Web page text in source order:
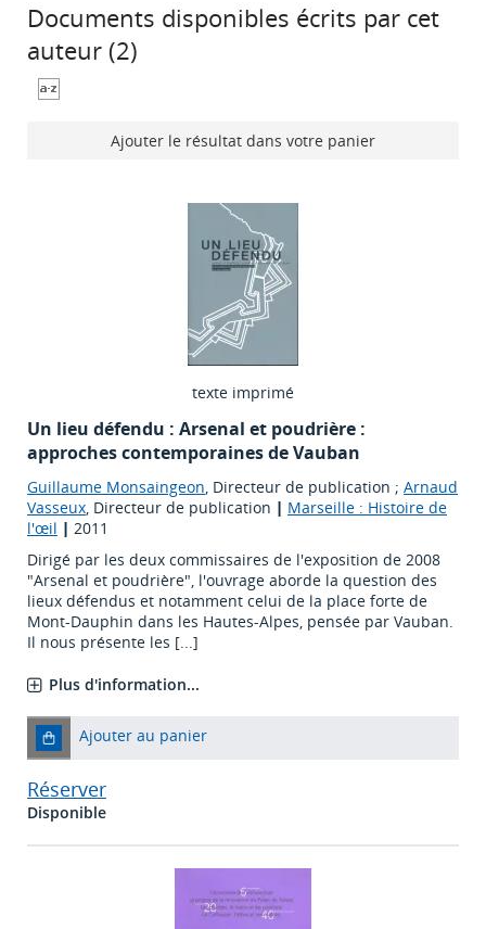
Documents disponibles écrits par cet
auteur (2)
Ajouter le résultat dans votre panier
texte imprimé
Un lieu défendu : Arsenal et poudrière :
approches contemporaines de Vauban
Guillaume Monsaingeon, Directeur de publication ; Arnaud
Vasseux, Directeur de publication | Marseille : Histoire de
l'œil | 2011
Dirigé par les deux commissaires de l'exposition de 2008
"Arsenal et poudrière", l'ouvrage aborde la question des
lieux défendus et notamment celui de la place forte de
Mont-Dauphin dans les Hautes-Alpes, pensée par Vauban.
Il nous présente les [...]
Plus d'information...
Ajouter au panier
Réserver
Disponible